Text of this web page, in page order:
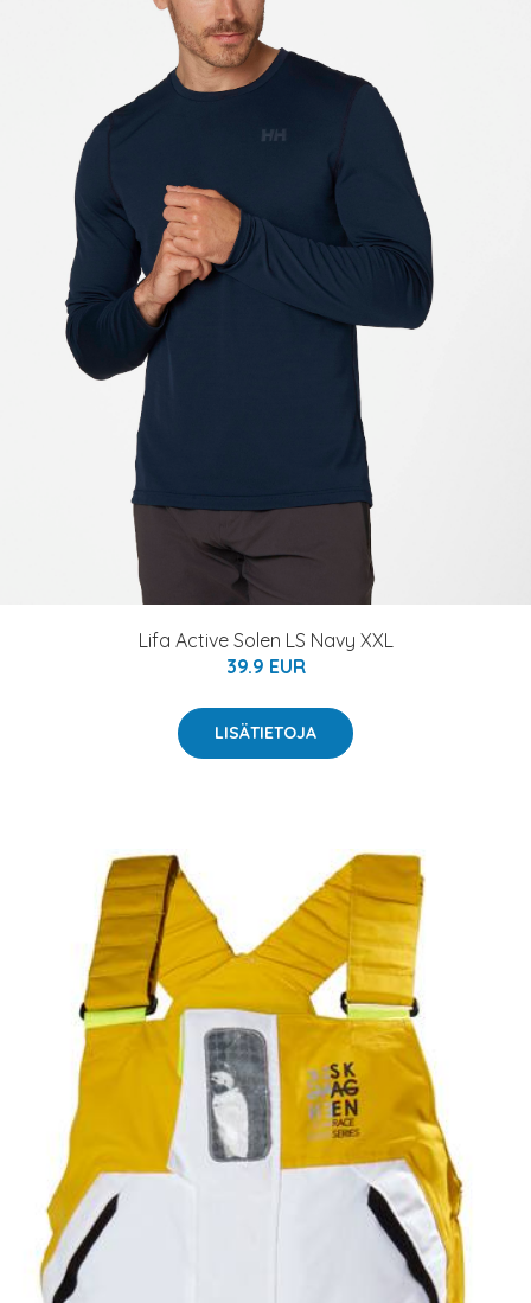
Lifa Active Solen LS Navy XXL
39.9 EUR
LISÄTIETOJA